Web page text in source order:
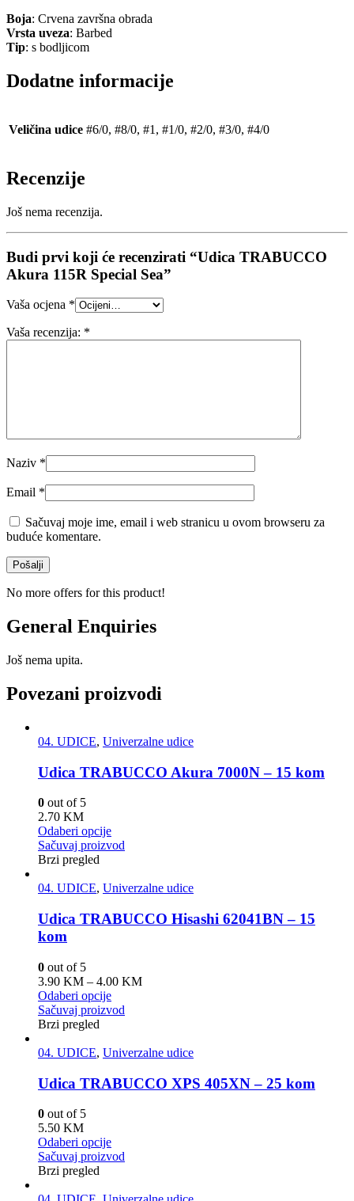
Boja: Crvena završna obrada
Vrsta uveza: Barbed
Tip: s bodljicom
Dodatne informacije
Veličina udice #6/0, #8/0, #1, #1/0, #2/0, #3/0, #4/0
Recenzije
Još nema recenzija.
Budi prvi koji će recenzirati “Udica TRABUCCO
Akura 115R Special Sea”
Vaša ocjena *
Vaša recenzija: *
Naziv *
Email *
Sačuvaj moje ime, email i web stranicu u ovom browseru za
buduće komentare.
No more offers for this product!
General Enquiries
Još nema upita.
Povezani proizvodi
04. UDICE, Univerzalne udice
Udica TRABUCCO Akura 7000N – 15 kom
0 out of 5
2.70 KM
Odaberi opcije
Sačuvaj proizvod
Brzi pregled
04. UDICE, Univerzalne udice
Udica TRABUCCO Hisashi 62041BN – 15
kom
0 out of 5
3.90 KM – 4.00 KM
Odaberi opcije
Sačuvaj proizvod
Brzi pregled
04. UDICE, Univerzalne udice
Udica TRABUCCO XPS 405XN – 25 kom
0 out of 5
5.50 KM
Odaberi opcije
Sačuvaj proizvod
Brzi pregled